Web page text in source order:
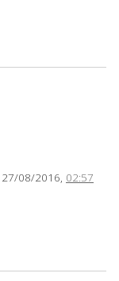
27/08/2016, 02:57